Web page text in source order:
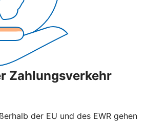
Zahlungsverkehr
der EU und des EWR gehen